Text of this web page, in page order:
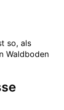
so, als
Waldboden